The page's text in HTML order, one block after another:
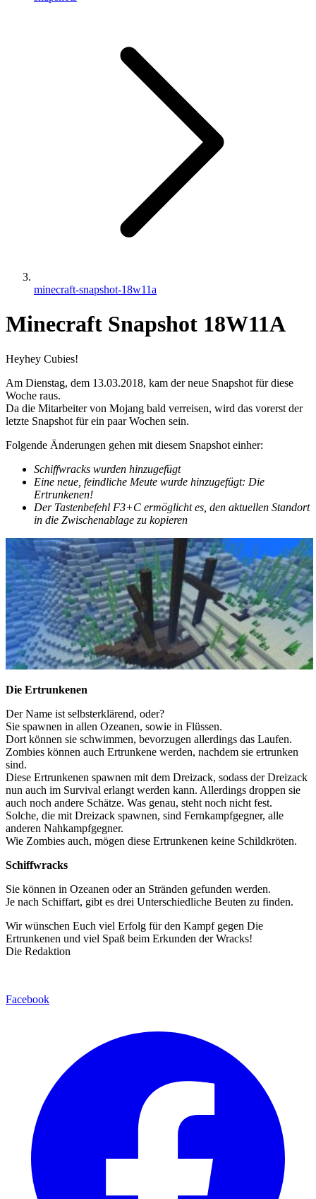
minecraft-snapshot-18w11a
Minecraft Snapshot 18W11A
Heyhey Cubies!
Am Dienstag, dem 13.03.2018, kam der neue Snapshot für diese
Woche raus.
Da die Mitarbeiter von Mojang bald verreisen, wird das vorerst der
letzte Snapshot für ein paar Wochen sein.
Folgende Änderungen gehen mit diesem Snapshot einher:
Schiffwracks wurden hinzugefügt
Eine neue, feindliche Meute wurde hinzugefügt: Die
Ertrunkenen!
Der Tastenbefehl F3+C ermöglicht es, den aktuellen Standort
in die Zwischenablage zu kopieren
Die Ertrunkenen
Der Name ist selbsterklärend, oder?
Sie spawnen in allen Ozeanen, sowie in Flüssen.
Dort können sie schwimmen, bevorzugen allerdings das Laufen.
Zombies können auch Ertrunkene werden, nachdem sie ertrunken
sind.
Diese Ertrunkenen spawnen mit dem Dreizack, sodass der Dreizack
nun auch im Survival erlangt werden kann. Allerdings droppen sie
auch noch andere Schätze. Was genau, steht noch nicht fest.
Solche, die mit Dreizack spawnen, sind Fernkampfgegner, alle
anderen Nahkampfgegner.
Wie Zombies auch, mögen diese Ertrunkenen keine Schildkröten.
Schiffwracks
Sie können in Ozeanen oder an Stränden gefunden werden.
Je nach Schiffart, gibt es drei Unterschiedliche Beuten zu finden.
Wir wünschen Euch viel Erfolg für den Kampf gegen Die
Ertrunkenen und viel Spaß beim Erkunden der Wracks!
Die Redaktion
Facebook